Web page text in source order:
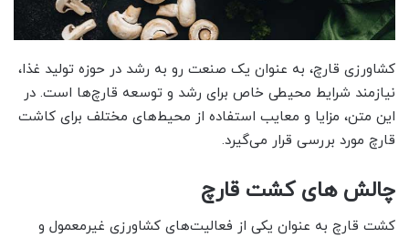
کشاورزی قارچ، به عنوان یک صنعت رو به رشد در حوزه تولید غذا،
نیازمند شرایط محیطی خاص برای رشد و توسعه قارچ‌ها است. در
این متن، مزایا و معایب استفاده از محیط‌های مختلف برای کاشت
قارچ مورد بررسی قرار می‌گیرد.
چالش های کشت قارچ
کشت قارچ به عنوان یکی از فعالیت‌های کشاورزی غیرمعمول و